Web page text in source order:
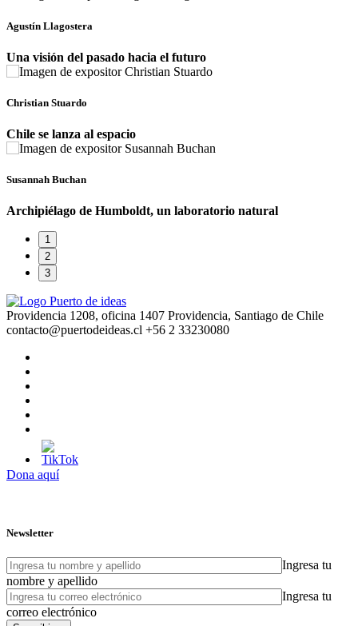
Agustín Llagostera
Una visión del pasado hacia el futuro
Christian Stuardo
Chile se lanza al espacio
Susannah Buchan
Archipiélago de Humboldt, un laboratorio natural
1
2
3
Providencia 1208, oficina 1407 Providencia, Santiago de Chile
contacto@puertodeideas.cl +56 2 33230080
Dona aquí
Newsletter
Ingresa tu
nombre y apellido
Ingresa tu
correo electrónico